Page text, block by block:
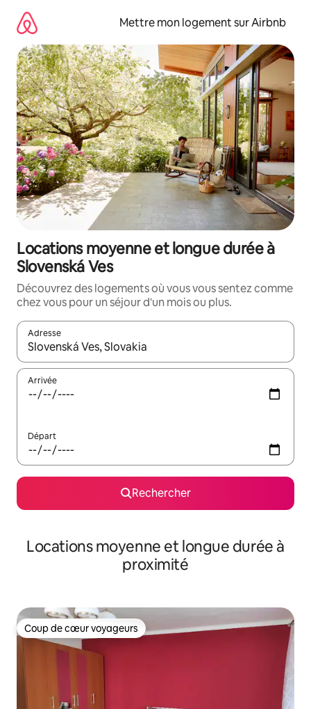
directement
contenu
Mettre mon logement sur Airbnb
Locations moyenne et longue durée à
Slovenská Ves
Découvrez des logements où vous vous sentez comme
chez vous pour un séjour d'un mois ou plus.
Adresse
Lorsque les résultats s'affichent, utilisez les flèches vers le
Arrivée
Départ
Rechercher
Locations moyenne et longue durée à
proximité
Coup de cœur voyageurs
Coup de cœur voyageurs